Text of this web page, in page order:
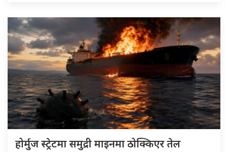
होर्मुज स्ट्रेटमा समुद्री माइनमा ठोक्किएर तेल